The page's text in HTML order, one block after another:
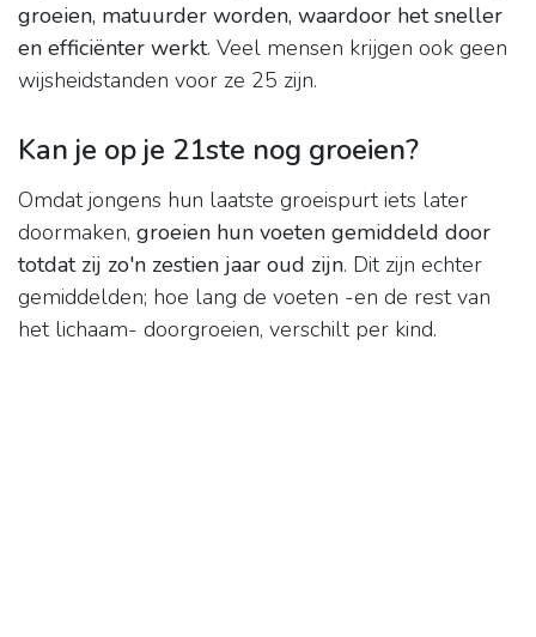
groeien, matuurder worden, waardoor het sneller
en efficiënter werkt. Veel mensen krijgen ook geen
wijsheidstanden voor ze 25 zijn.
Kan je op je 21ste nog groeien?
Omdat jongens hun laatste groeispurt iets later
doormaken, groeien hun voeten gemiddeld door
totdat zij zo'n zestien jaar oud zijn. Dit zijn echter
gemiddelden; hoe lang de voeten -en de rest van
het lichaam- doorgroeien, verschilt per kind.